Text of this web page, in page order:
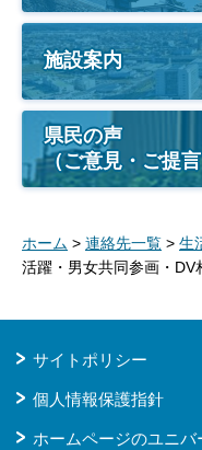
施設案内
県民の声
（ご意見・ご提言
ホーム > 連絡先一覧 > 生
活躍・男女共同参画・DV
サイトポリシー
個人情報保護指針
ホームページのユニ